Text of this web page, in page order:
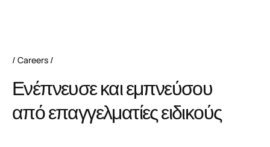
Careers
Ενέπνευσε και εμπνεύσου
από επαγγελματίες ειδικούς